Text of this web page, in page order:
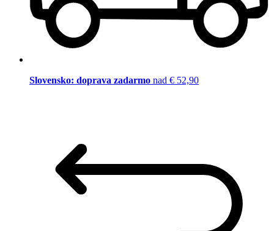
Slovensko: doprava zadarmo nad € 52,90